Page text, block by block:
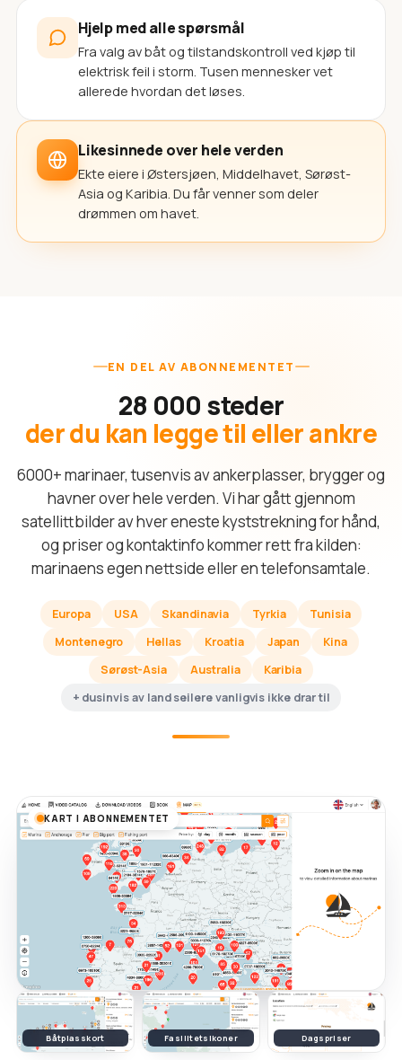
Hjelp med alle spørsmål
Fra valg av båt og tilstandskontroll ved kjøp til
elektrisk feil i storm. Tusen mennesker vet
allerede hvordan det løses.
Likesinnede over hele verden
Ekte eiere i Østersjøen, Middelhavet, Sørøst-
Asia og Karibia. Du får venner som deler
drømmen om havet.
EN DEL AV ABONNEMENTET
28 000 steder
der du kan legge til eller ankre
6000+ marinaer, tusenvis av ankerplasser, brygger og
havner over hele verden. Vi har gått gjennom
satellittbilder av hver eneste kyststrekning for hånd,
og priser og kontaktinfo kommer rett fra kilden:
marinaens egen nettside eller en telefonsamtale.
Europa USA Skandinavia Tyrkia
Tunisia
Montenegro
Hellas Kroatia Japan
Kina
Sørøst-Asia
Australia
Karibia
+ dusinvis av land seilere vanligvis ikke drar til
KART I ABONNEMENTET
Båtplasskort Fasilitetsikoner Dagspriser